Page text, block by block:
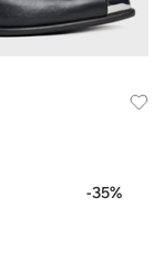
-35%